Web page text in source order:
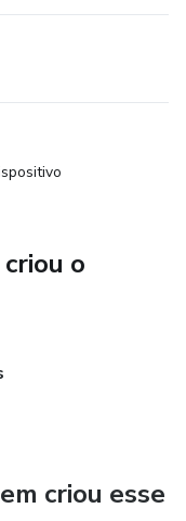
o
criou esse